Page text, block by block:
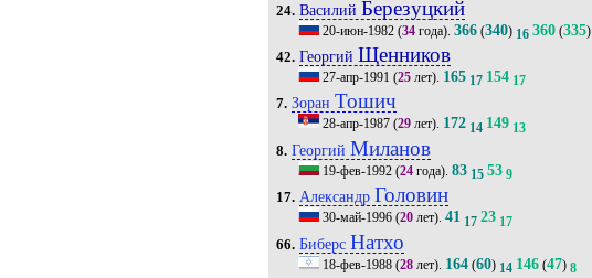
24. Василий Березуцкий
20-июн-1982 (34 года).366 (340) 16 360 (335)
42. Георгий Щенников
27-апр-1991 (25 лет). 165 17 154 17
7. ЗоранТошич
28-апр-1987 (29 лет). 172 14 149 13
8. Георгий Миланов
19-фев-1992 (24 года).83 15 53 9
17. Александр Головин
30-май-1996 (20 лет).41 17 23 17
66. Биберс Натхо
18-фев-1988 (28 лет). 164 (60) 14 146 (47) 8